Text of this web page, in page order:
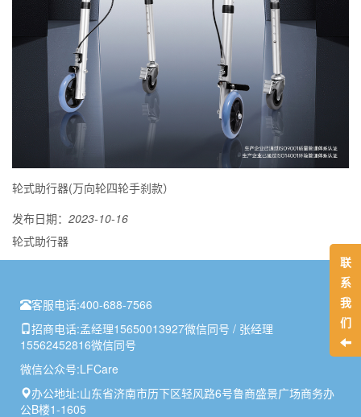
轮式助行器(万向轮四轮手刹款）
发布日期： 2023-10-16
轮式助行器
客服电话:400-688-7566
招商电话:孟经理15650013927微信同号 / 张经理
15562452816微信同号
微信公众号:LFCare
办公地址:山东省济南市历下区轻风路6号鲁商盛景广场商务办
公B楼1-1605
联
系
我
们